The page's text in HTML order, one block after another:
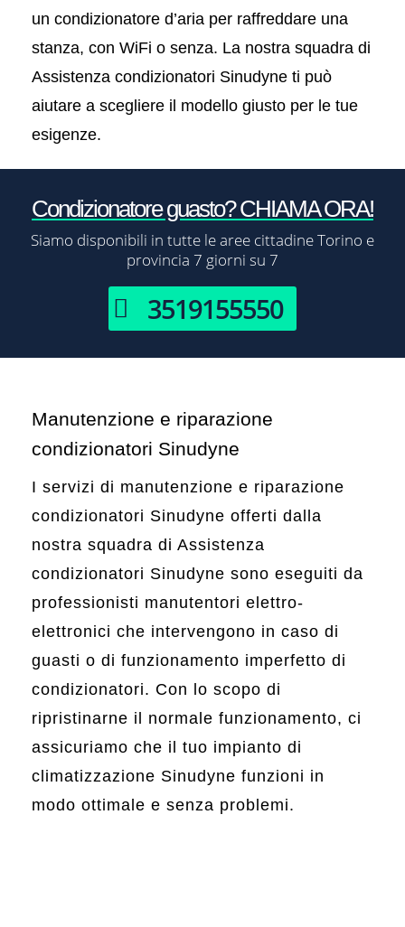
un condizionatore d’aria per raffreddare una
stanza, con WiFi o senza. La nostra squadra di
Assistenza condizionatori Sinudyne ti può
aiutare a scegliere il modello giusto per le tue
esigenze.
Condizionatore guasto? CHIAMA ORA!
Siamo disponibili in tutte le aree cittadine Torino e
provincia 7 giorni su 7
3519155550
Manutenzione e riparazione
condizionatori Sinudyne
I servizi di manutenzione e riparazione
condizionatori Sinudyne offerti dalla
nostra squadra di Assistenza
condizionatori Sinudyne sono eseguiti da
professionisti manutentori elettro-
elettronici che intervengono in caso di
guasti o di funzionamento imperfetto di
condizionatori. Con lo scopo di
ripristinarne il normale funzionamento, ci
assicuriamo che il tuo impianto di
climatizzazione Sinudyne funzioni in
modo ottimale e senza problemi.